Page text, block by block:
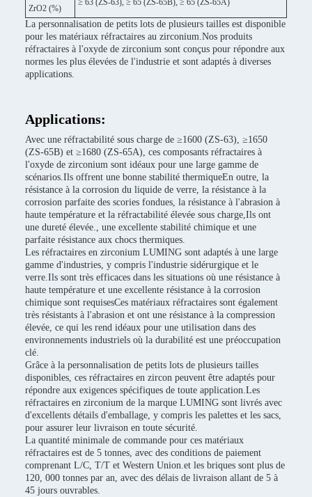
ZrO2 (%)
≥ 63 (ZS-63), ≥ 65 (ZS-65B), ≥ 65 (ZS-65A)
La personnalisation de petits lots de plusieurs tailles est disponible
pour les matériaux réfractaires au zirconium.Nos produits
réfractaires à l'oxyde de zirconium sont conçus pour répondre aux
normes les plus élevées de l'industrie et sont adaptés à diverses
applications.
Applications:
Avec une réfractabilité sous charge de ≥1600 (ZS-63), ≥1650
(ZS-65B) et ≥1680 (ZS-65A), ces composants réfractaires à
l'oxyde de zirconium sont idéaux pour une large gamme de
scénarios.Ils offrent une bonne stabilité thermiqueEn outre, la
résistance à la corrosion du liquide de verre, la résistance à la
corrosion parfaite des scories fondues, la résistance à l'abrasion à
haute température et la réfractabilité élevée sous charge,Ils ont
une dureté élevée., une excellente stabilité chimique et une
parfaite résistance aux chocs thermiques.
Les réfractaires en zirconium LUMING sont adaptés à une large
gamme d'industries, y compris l'industrie sidérurgique et le
verre.Ils sont très efficaces dans les situations où une résistance à
haute température et une excellente résistance à la corrosion
chimique sont requisesCes matériaux réfractaires sont également
très résistants à l'abrasion et ont une résistance à la compression
élevée, ce qui les rend idéaux pour une utilisation dans des
environnements industriels où la durabilité est une préoccupation
clé.
Grâce à la personnalisation de petits lots de plusieurs tailles
disponibles, ces réfractaires en zircon peuvent être adaptés pour
répondre aux exigences spécifiques de toute application.Les
réfractaires en zirconium de la marque LUMING sont livrés avec
d'excellents détails d'emballage, y compris les palettes et les sacs,
pour assurer leur livraison en toute sécurité.
La quantité minimale de commande pour ces matériaux
réfractaires est de 5 tonnes, avec des conditions de paiement
comprenant L/C, T/T et Western Union.et les briques sont plus de
120, 000 tonnes par an, avec des délais de livraison allant de 5 à
45 jours ouvrables.